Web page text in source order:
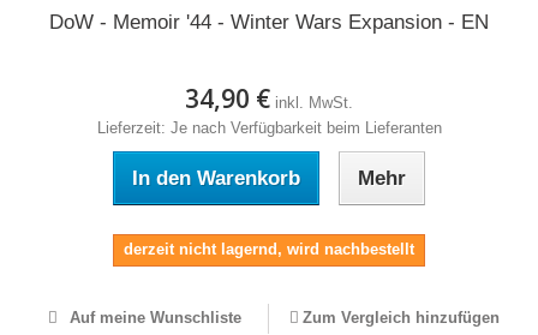
DoW - Memoir '44 - Winter Wars Expansion - EN
34,90 € inkl. MwSt.
Lieferzeit: Je nach Verfügbarkeit beim Lieferanten
In den Warenkorb Mehr
derzeit nicht lagernd, wird nachbestellt
Auf meine Wunschliste Zum Vergleich hinzufügen